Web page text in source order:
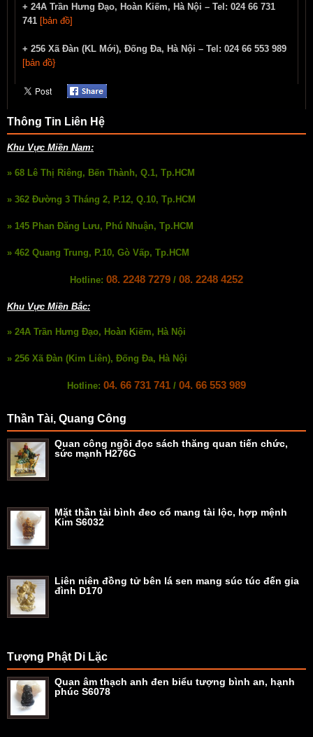
+ 24A Trần Hưng Đạo, Hoàn Kiếm, Hà Nội – Tel: 024 66 731
741 [bản đồ]
+ 256 Xã Đàn (KL Mới), Đống Đa, Hà Nội – Tel: 024 66 553 989
[bản đồ}
Thông Tin Liên Hệ
Khu Vực Miền Nam:
» 68 Lê Thị Riêng, Bến Thành, Q.1, Tp.HCM
» 362 Đường 3 Tháng 2, P.12, Q.10, Tp.HCM
» 145 Phan Đăng Lưu, Phú Nhuận, Tp.HCM
» 462 Quang Trung, P.10, Gò Vấp, Tp.HCM
Hotline: 08. 2248 7279 / 08. 2248 4252
Khu Vực Miền Bắc:
» 24A Trần Hưng Đạo, Hoàn Kiếm, Hà Nội
» 256 Xã Đàn (Kim Liên), Đống Đa, Hà Nội
Hotline: 04. 66 731 741 / 04. 66 553 989
Thần Tài, Quang Công
Quan công ngồi đọc sách thăng quan tiến chức,
sức mạnh H276G
Mặt thần tài bình đeo cổ mang tài lộc, hợp mệnh
Kim S6032
Liên niên đồng tử bên lá sen mang súc túc đến gia
đình D170
Tượng Phật Di Lặc
Quan âm thạch anh đen biểu tượng bình an, hạnh
phúc S6078